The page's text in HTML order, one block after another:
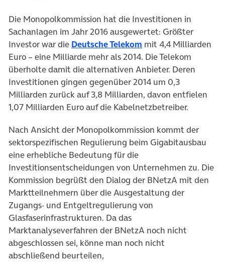
Die Monopolkommission hat die Investitionen in
Sachanlagen im Jahr 2016 ausgewertet: Größter
Investor war die Deutsche Telekom (öffnet in neuem Tab)
mit 4,4 Milliarden
Euro – eine Milliarde mehr als 2014. Die Telekom
überholte damit die alternativen Anbieter. Deren
Investitionen gingen gegenüber 2014 um 0,3
Milliarden zurück auf 3,8 Milliarden, davon entfielen
1,07 Milliarden Euro auf die Kabelnetzbetreiber.
Nach Ansicht der Monopolkommission kommt der
sektorspezifischen Regulierung beim Gigabitausbau
eine erhebliche Bedeutung für die
Investitionsentscheidungen von Unternehmen zu. Die
Kommission begrüßt den Dialog der BNetzA mit den
Marktteilnehmern über die Ausgestaltung der
Zugangs- und Entgeltregulierung von
Glasfaserinfrastrukturen. Da das
Marktanalyseverfahren der BNetzA noch nicht
abgeschlossen sei, könne man noch nicht
abschließend beurteilen,